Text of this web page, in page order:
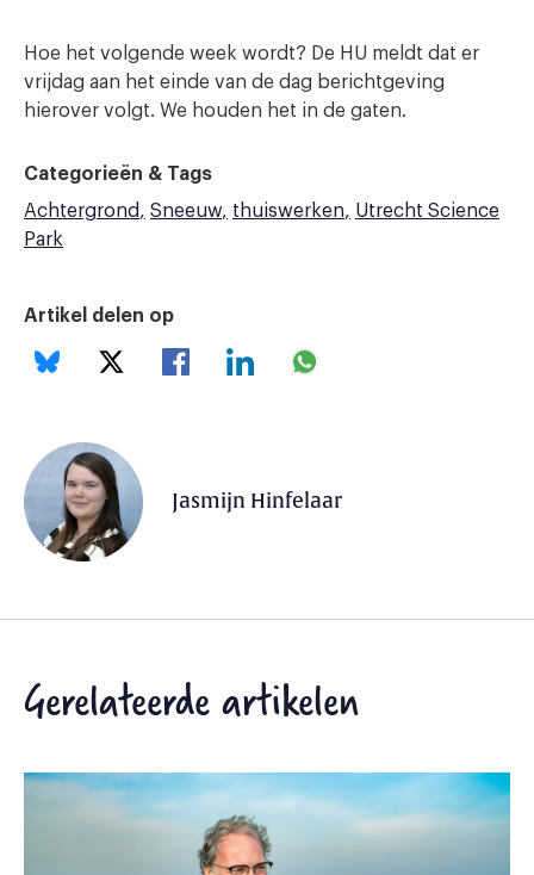
Hoe het volgende week wordt? De HU meldt dat er
vrijdag aan het einde van de dag berichtgeving
hierover volgt. We houden het in de gaten.
Categorieën & Tags
Achtergrond
Sneeuw thuiswerken
Utrecht Science
Park
Artikel delen op
Jasmijn Hinfelaar
Gerelateerde artikelen